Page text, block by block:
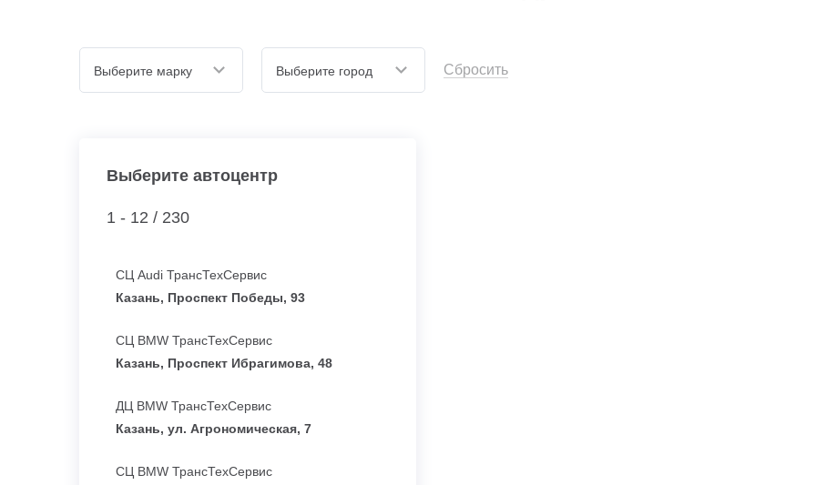
Выберите марку Выберите город Сбросить
Выберите автоцентр
1 - 12 / 230
СЦ Audi ТрансТехСервис
Казань, Проспект Победы, 93
СЦ BMW ТрансТехСервис
Казань, Проспект Ибрагимова, 48
ДЦ BMW ТрансТехСервис
Казань, ул. Агрономическая, 7
СЦ BMW ТрансТехСервис